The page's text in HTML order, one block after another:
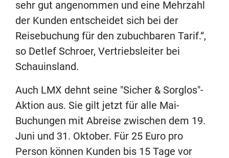
sehr gut angenommen und eine Mehrzahl
der Kunden entscheidet sich bei der
Reisebuchung für den zubuchbaren Tarif.“,
so Detlef Schroer, Vertriebsleiter bei
Schauinsland.
Auch LMX dehnt seine "Sicher & Sorglos"-
Aktion aus. Sie gilt jetzt für alle Mai-
Buchungen mit Abreise zwischen dem 19.
Juni und 31. Oktober. Für 25 Euro pro
Person können Kunden bis 15 Tage vor